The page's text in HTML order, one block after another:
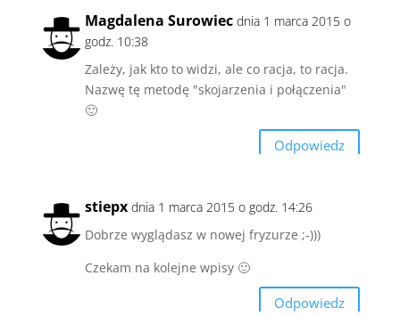
Magdalena Surowiec dnia 1 marca 2015 o
godz. 10:38
Zależy, jak kto to widzi, ale co racja, to racja.
Nazwę tę metodę "skojarzenia i połączenia"
🙂
Odpowiedz
stiepx dnia 1 marca 2015 o godz. 14:26
Dobrze wyglądasz w nowej fryzurze ;-)))
Czekam na kolejne wpisy 🙂
Odpowiedz